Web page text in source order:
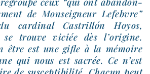
de Monseigneur Lefebvre”
car­di­nal Castrillón Hoyos,
se trouve viciée dès l’o­ri­gine.
être est une gifle à la mémoire
qui nous est sacrée. Ce n’est